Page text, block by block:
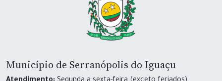
Município de Serranópolis do Iguaçu